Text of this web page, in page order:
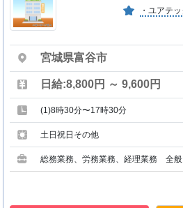
宮城県富谷市
日給:8,800円 ～ 9,600円
(1)8時30分〜17時30分
土日祝日その他
総務業務、労務業務、経理業務 全般